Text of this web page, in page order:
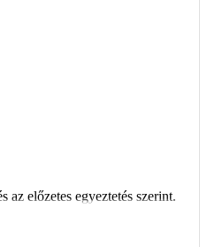
előzetes egyeztetés szerint.